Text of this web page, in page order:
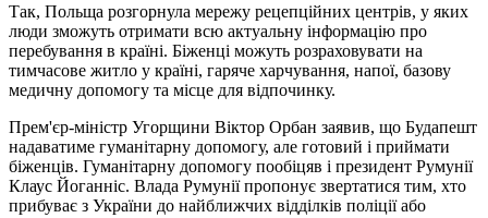
Так, Польща розгорнула мережу рецепційних центрів, у яких
люди зможуть отримати всю актуальну інформацію про
перебування в країні. Біженці можуть розраховувати на
тимчасове житло у країні, гаряче харчування, напої, базову
медичну допомогу та місце для відпочинку.
Прем'єр-міністр Угорщини Віктор Орбан заявив, що Будапешт
надаватиме гуманітарну допомогу, але готовий і приймати
біженців. Гуманітарну допомогу пообіцяв і президент Румунії
Клаус Йоганніс. Влада Румунії пропонує звертатися тим, хто
прибуває з України до найближчих відділків поліції або